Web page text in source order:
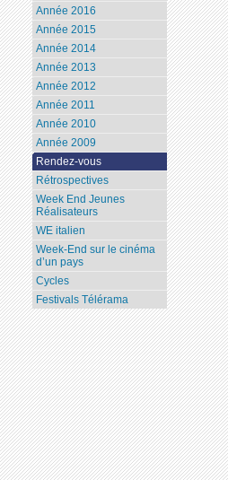
Année 2016
Année 2015
Année 2014
Année 2013
Année 2012
Année 2011
Année 2010
Année 2009
Rendez-vous
Rétrospectives
Week End Jeunes
Réalisateurs
WE italien
Week-End sur le cinéma
d’un pays
Cycles
Festivals Télérama